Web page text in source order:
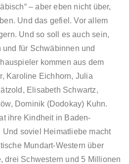
– aber eben nicht über,
Und das gefiel. Vor allem
Und so soll es auch sein,
für Schwäbinnen und
kommen aus dem
Karoline Eichhorn, Julia
Elisabeth Schwartz,
Dominik (Dodokay) Kuhn.
ihre Kindheit in Baden-
soviel Heimatliebe macht
Mundart-Western über
drei Schwestern und 5 Millionen